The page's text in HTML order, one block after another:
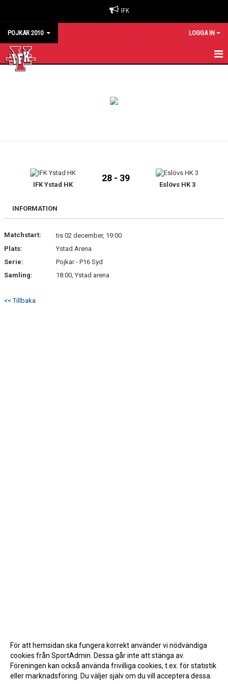
IFK
POJKAR 2010 LOGGA IN
IFK Ystad HK
28 - 39
Eslövs HK 3
INFORMATION
Matchstart:
tis 02 december, 19:00
Plats:
Ystad Arena
Serie:
Pojkar - P16 Syd
Samling:
18:00, Ystad arena
<< Tillbaka
För att hemsidan ska fungera korrekt använder vi nödvändiga
cookies från SportAdmin. Dessa går inte att stänga av.
Föreningen kan också använda frivilliga cookies, t.ex. för statistik
eller marknadsföring. Du väljer själv om du vill acceptera dessa.